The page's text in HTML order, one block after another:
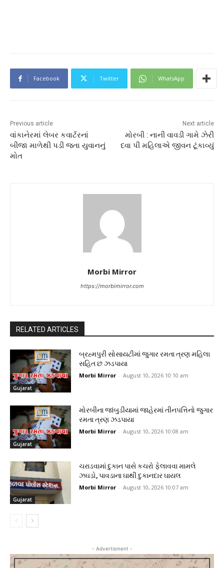
Facebook Twitter WhatsApp
Previous article
વાંકાનેરમાં લેબર કવાર્ટરનાં
બીજા માળેથી પડી જતા યુવાનનું
મોત
Next article
મોરબી : નાની વાવડી ગામે ઝેરી
દવા પી મહિલાએ જીવન ટૂંકાવ્યું
Morbi Mirror
https://morbimirror.com
RELATED ARTICLES
Gujarat
બ્રહ્મપુરી સોસાયટીમાં જુગાર રમતા ત્રણ મહિલા
સહિત છ ઝડપાયા
Morbi Mirror - August 10, 2026 10:10 am
Gujarat
મોરબીના જાંબુડીયામાં જાહેરમાં તીનપત્તિનો જુગાર
રમતા ત્રણ ઝડપાયા
Morbi Mirror - August 10, 2026 10:08 am
Gujarat
ચરાડવામાં દુકાન પાસે કચરો ફેલાવવા મામલે
ઝઘડો, પાવડાના ઘાથી દુકાનદાર ઘાયલ
Morbi Mirror - August 10, 2026 10:07 am
- Advertisment -